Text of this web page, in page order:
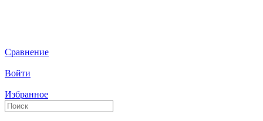
Сравнение
Войти
Избранное